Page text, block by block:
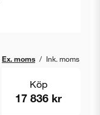
Ex. moms / Ink. moms
Köp
17 836 kr